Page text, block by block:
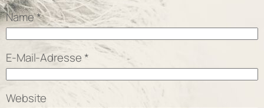
Name*
E-Mail-Adresse*
Website